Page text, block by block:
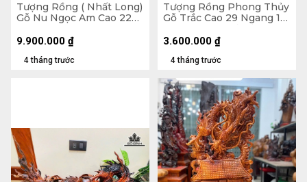
Tượng Rồng ( Nhất Long)
Gỗ Nu Ngọc Am Cao 22
4 tháng trước
9.900.000 ₫
Tượng Rồng Phong Thủy
Gỗ Trắc Cao 29 Ngang 16
33 (cm)
4 tháng trước
3.600.000 ₫